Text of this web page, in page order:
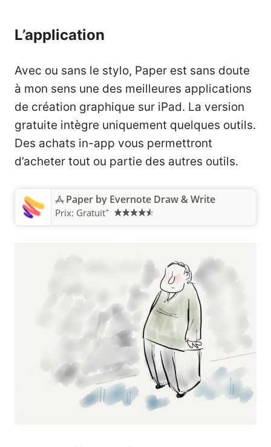
L’application
Avec ou sans le stylo, Paper est sans doute
à mon sens une des meilleures applications
de création graphique sur iPad. La version
gratuite intègre uniquement quelques outils.
Des achats in-app vous permettront
d’acheter tout ou partie des autres outils.
Paper by Evernote Draw & Write
Prix: Gratuit+